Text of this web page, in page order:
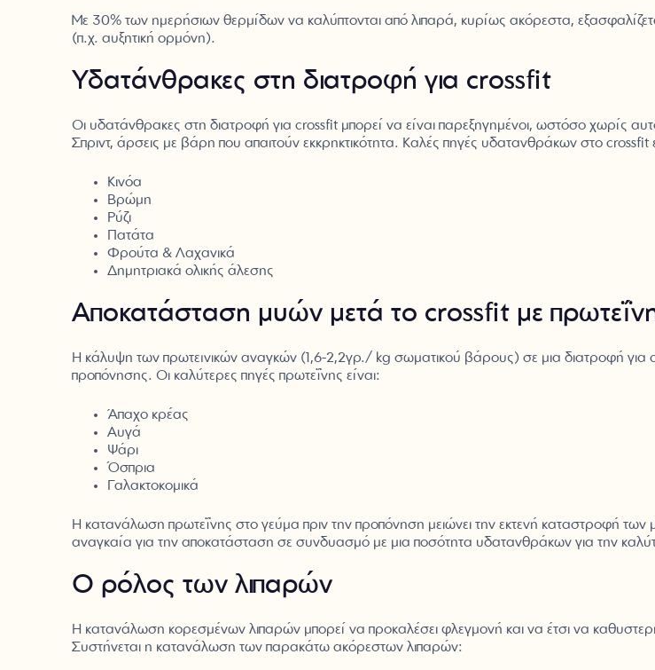
Με 30% των ημερήσιων θερμίδων να καλύπτονται από λιπαρά, κυρίως ακόρεστα,
(π.χ. αυξητική ορμόνη).
Υδατάνθρακες στη διατροφή για crossfit
Οι υδατάνθρακες στη διατροφή για crossfit μπορεί να είναι παρεξηγημένοι, ωστόσο χωρίς
Σπριντ, άρσεις με βάρη που απαιτούν εκκρηκτικότητα. Καλές πηγές υδατανθράκων στο crossfit
Κινόα
Βρώμη
Ρύζι
Πατάτα
Φρούτα & Λαχανικά
Δημητριακά ολικής άλεσης
Αποκατάσταση μυών μετά το crossfit με
Η κάλυψη των πρωτεϊνικών αναγκών (1,6-2,2γρ./ kg σωματικού βάρους) σε μια διατροφή για
προπόνησης. Οι καλύτερες πηγές πρωτεΐνης είναι:
Άπαχο κρέας
Αυγά
Ψάρι
Όσπρια
Γαλακτοκομικά
Η κατανάλωση πρωτεΐνης στο γεύμα πριν την προπόνηση μειώνει την εκτενή καταστροφή
αναγκαία για την αποκατάσταση σε συνδυασμό με μια ποσότητα υδατανθράκων για την
Ο ρόλος των λιπαρών
Η κατανάλωση κορεσμένων λιπαρών μπορεί να προκαλέσει φλεγμονή και να έτσι να
Συστήνεται η κατανάλωση των παρακάτω ακόρεστων λιπαρών: